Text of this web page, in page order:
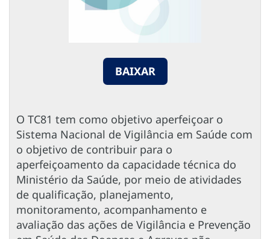
BAIXAR
O TC81 tem como objetivo aperfeiçoar o
Sistema Nacional de Vigilância em Saúde com
o objetivo de contribuir para o
aperfeiçoamento da capacidade técnica do
Ministério da Saúde, por meio de atividades
de qualificação, planejamento,
monitoramento, acompanhamento e
avaliação das ações de Vigilância e Prevenção